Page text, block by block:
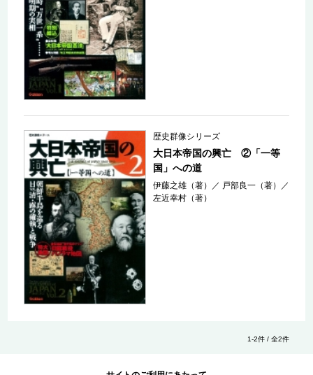
歴史群像シリーズ
大日本帝国の興亡 ②「一等
国」への道
伊藤之雄（著） ／ 戸部良一（著）
／
左近幸村（著）
1-2件 / 全2件